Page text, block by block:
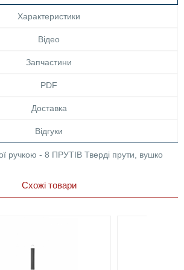
Характеристики
Відео
Запчастини
PDF
Доставка
Відгуки
ручкою - 8 ПРУТІВ Тверді прути, вушко
Схожі товари